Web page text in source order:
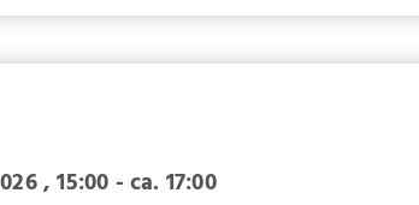
, 15:00 - ca. 17:00